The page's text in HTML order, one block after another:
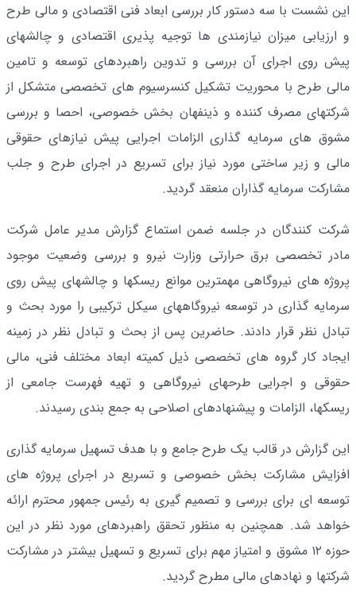
این نشست با سه دستور کار بررسی ابعاد فنی اقتصادی و مالی طرح
و ارزیابی میزان نیازمندی ها توجیه پذیری اقتصادی و چالشهای
پیش روی اجرای آن بررسی و تدوین راهبردهای توسعه و تامین
مالی طرح با محوریت تشکیل کنسرسیوم های تخصصی متشکل از
شرکتهای مصرف کننده و ذینفهان بخش خصوصی، احصا و بررسی
مشوق های سرمایه گذاری الزامات اجرایی پیش نیازهای حقوقی
مالی و زیر ساختی مورد نیاز برای تسریع در اجرای طرح و جلب
مشارکت سرمایه گذاران منعقد گردید.
شرکت کنندگان در جلسه ضمن استماع گزارش مدیر عامل شرکت
مادر تخصصی برق حرارتی وزارت نیرو و بررسی وضعیت موجود
پروژه های نیروگاهی مهمترین موانع ریسکها و چالشهای پیش روی
سرمایه گذاری در توسعه نیروگاههای سیکل ترکیبی را مورد بحث و
تبادل نظر قرار دادند. حاضرین پس از بحث و تبادل نظر در زمینه
ایجاد کار گروه های تخصصی ذیل کمیته ابعاد مختلف فنی، مالی
حقوقی و اجرایی طرحهای نیروگاهی و تهیه فهرست جامعی از
ریسکها، الزامات و پیشنهادهای اصلاحی به جمع بندی رسیدند.
این گزارش در قالب یک طرح جامع و با هدف تسهیل سرمایه گذاری
افزایش مشارکت بخش خصوصی و تسریع در اجرای پروژه های
توسعه ای برای بررسی و تصمیم گیری به رئیس جمهور محترم ارائه
خواهد شد. همچنین به منظور تحقق راهبردهای مورد نظر در این
حوزه ۱۲ مشوق و امتیاز مهم برای تسریع و تسهیل بیشتر در مشارکت
شرکتها و نهادهای مالی مطرح گردید.